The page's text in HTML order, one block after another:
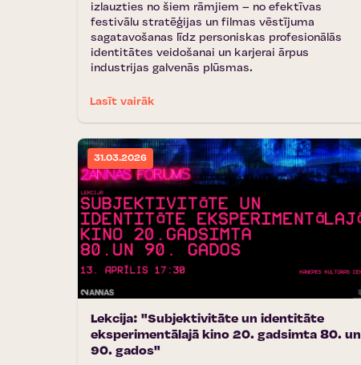
izlauzties no šiem rāmjiem – no efektīvas
festivālu stratēģijas un filmas vēstījuma
sagatavošanas līdz personiskas profesionālās
identitātes veidošanai un karjerai ārpus
industrijas galvenās plūsmas.
Lasīt vairāk
31.03.2026
Lekcija: "Subjektivitāte un identitāte
eksperimentālajā kino 20. gadsimta 80. un
90. gados"